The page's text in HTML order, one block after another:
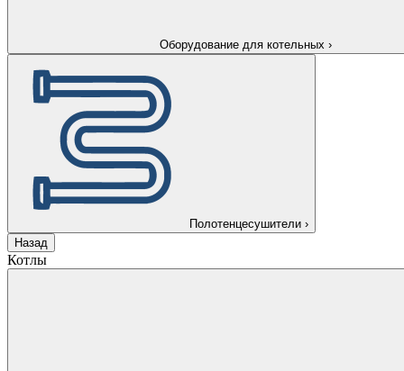
Оборудование для котельных ›
Полотенцесушители ›
Назад
Котлы